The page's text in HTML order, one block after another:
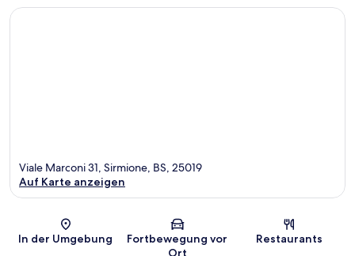
Karte
Viale Marconi 31, Sirmione, BS, 25019
Auf Karte anzeigen
In der Umgebung
Fortbewegung vor
Ort
Restaurants